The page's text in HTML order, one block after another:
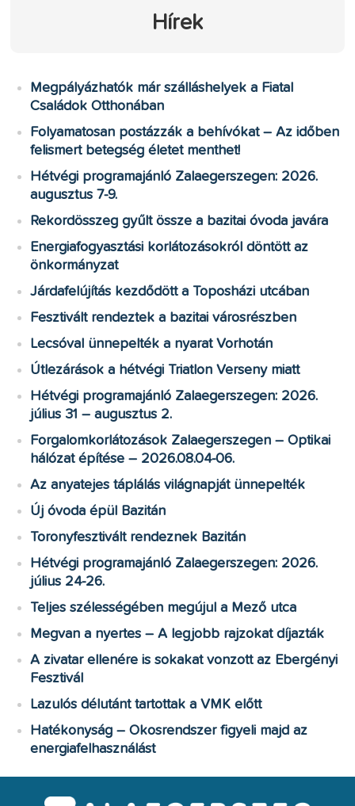
Hírek
Megpályázhatók már szálláshelyek a Fiatal
Családok Otthonában
Folyamatosan postázzák a behívókat – Az időben
felismert betegség életet menthet!
Hétvégi programajánló Zalaegerszegen: 2026.
augusztus 7-9.
Rekordösszeg gyűlt össze a bazitai óvoda javára
Energiafogyasztási korlátozásokról döntött az
önkormányzat
Járdafelújítás kezdődött a Toposházi utcában
Fesztivált rendeztek a bazitai városrészben
Lecsóval ünnepelték a nyarat Vorhotán
Útlezárások a hétvégi Triatlon Verseny miatt
Hétvégi programajánló Zalaegerszegen: 2026.
július 31 – augusztus 2.
Forgalomkorlátozások Zalaegerszegen – Optikai
hálózat építése – 2026.08.04-06.
Az anyatejes táplálás világnapját ünnepelték
Új óvoda épül Bazitán
Toronyfesztivált rendeznek Bazitán
Hétvégi programajánló Zalaegerszegen: 2026.
július 24-26.
Teljes szélességében megújul a Mező utca
Megvan a nyertes – A legjobb rajzokat díjazták
A zivatar ellenére is sokakat vonzott az Ebergényi
Fesztivál
Lazulós délutánt tartottak a VMK előtt
Hatékonyság – Okosrendszer figyeli majd az
energiafelhasználást